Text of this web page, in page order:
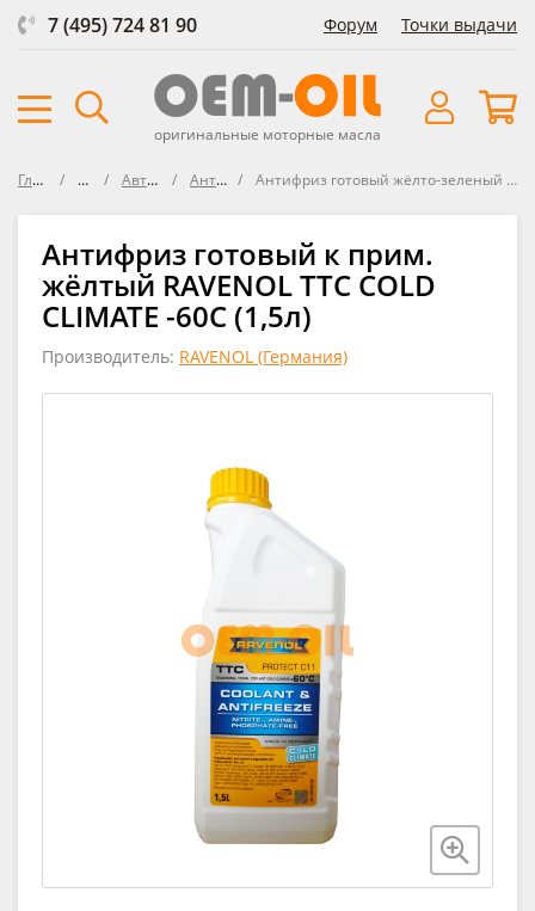
7 (495) 724 81 90 Форум Точки выдачи
оригинальные моторные масла
Главная МаслаАвтомобили Антифризы Антифриз готовый жёлто-зеленый RAVENOL TTC COLD CLIMATE -60°C
Антифриз готовый к прим.
жёлтый RAVENOL TTC COLD
CLIMATE -60C (1,5л)
Производитель: RAVENOL (Германия)